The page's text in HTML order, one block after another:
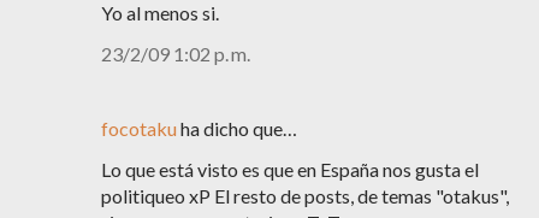
Yo al menos si.
23/2/09 1:02 p. m.
focotakuha dicho que…
Lo que está visto es que en España nos gusta el
politiqueo xP El resto de posts, de temas "otakus",